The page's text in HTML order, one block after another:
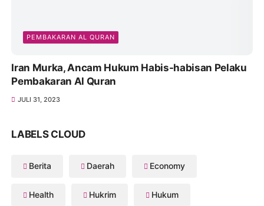
ayam rahmat dan mbah mul loos doool eksis buka
JULI 19, 2023